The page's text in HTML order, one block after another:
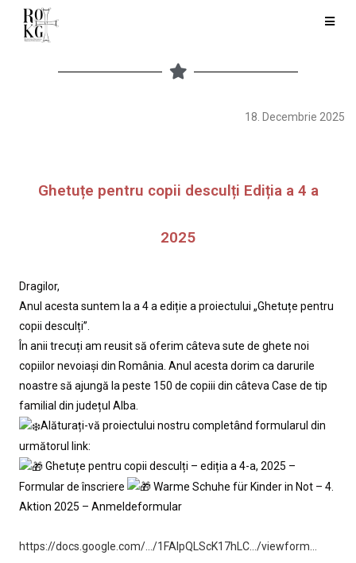
18. Decembrie 2025
Ghetuțe pentru copii desculți Ediția a 4 a
2025
Dragilor,
Anul acesta suntem la a 4 a ediție a proiectului „Ghetuțe pentru
copii desculți”.
În anii trecuți am reusit să oferim câteva sute de ghete noi
copiilor nevoiași din România. Anul acesta dorim ca darurile
noastre să ajungă la peste 150 de copiii din câteva Case de tip
familial din județul Alba.
Alăturați-vă proiectului nostru completând formularul din
următorul link:
Ghetuțe pentru copii desculți – ediția a 4-a, 2025 –
Formular de înscriere
Warme Schuhe für Kinder in Not – 4.
Aktion 2025 – Anmeldeformular
https://docs.google.com/…/1FAIpQLScK17hLC…/viewform…